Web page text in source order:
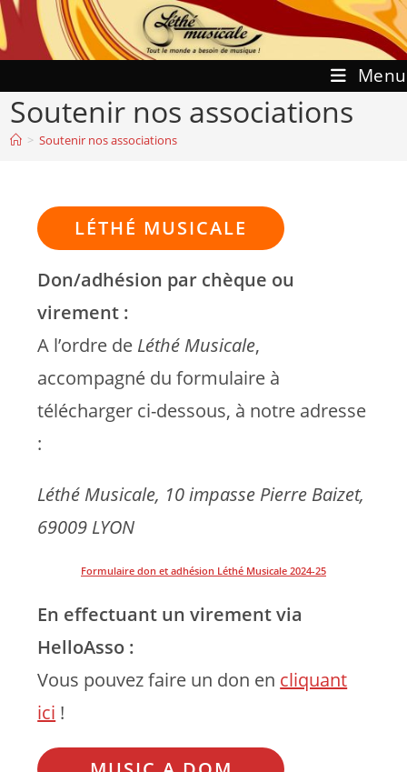
Skip
to
content
Menu
Soutenir nos associations
> Soutenir nos associations
LÉTHÉ MUSICALE
Don/adhésion par chèque ou
virement :
A l’ordre de Léthé Musicale,
accompagné du formulaire à
télécharger ci-dessous, à notre adresse
:
Léthé Musicale, 10 impasse Pierre Baizet,
69009 LYON
Formulaire don et adhésion Léthé Musicale 2024-25
En effectuant un virement via
HelloAsso :
Vous pouvez faire un don en cliquant
ici !